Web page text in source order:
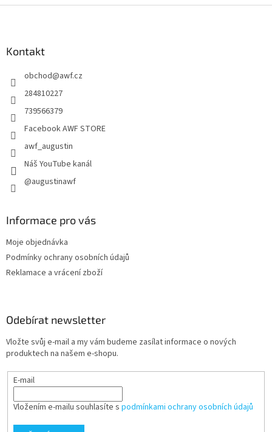
Kontakt
obchod@awf.cz
284810227
739566379
Facebook AWF STORE
awf_augustin
Náš YouTube kanál
@augustinawf
Informace pro vás
Moje objednávka
Podmínky ochrany osobních údajů
Reklamace a vrácení zboží
Odebírat newsletter
Vložte svůj e-mail a my vám budeme zasílat informace o nových
produktech na našem e-shopu.
E-mail
Vložením e-mailu souhlasíte s podmínkami ochrany osobních údajů